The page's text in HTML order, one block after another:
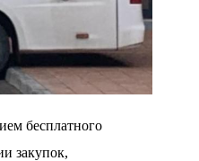
бесплатного
закупок,